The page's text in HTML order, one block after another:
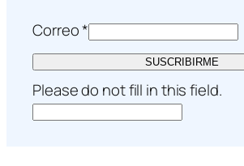
Correo*
SUSCRIBIRME
Please do not fill in this field.